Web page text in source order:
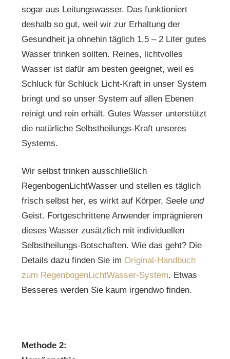
sogar aus Leitungswasser. Das funktioniert
deshalb so gut, weil wir zur Erhaltung der
Gesundheit ja ohnehin täglich 1,5 – 2 Liter gutes
Wasser trinken sollten. Reines, lichtvolles
Wasser ist dafür am besten geeignet, weil es
Schluck für Schluck Licht-Kraft in unser System
bringt und so unser System auf allen Ebenen
reinigt und rein erhält. Gutes Wasser unterstützt
die natürliche Selbstheilungs-Kraft unseres
Systems.
Wir selbst trinken ausschließlich
RegenbogenLichtWasser und stellen es täglich
frisch selbst her, es wirkt auf Körper, Seele und
Geist. Fortgeschrittene Anwender imprägnieren
dieses Wasser zusätzlich mit individuellen
Selbstheilungs-Botschaften. Wie das geht? Die
Details dazu finden Sie im Original-Handbuch
zum RegenbogenLichtWasser-System. Etwas
Besseres werden Sie kaum irgendwo finden.
Methode 2: